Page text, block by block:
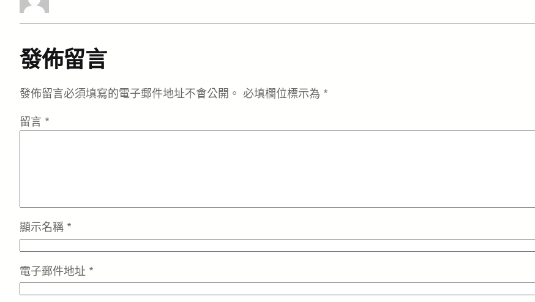
發佈留言
發佈留言必須填寫的電子郵件地址不會公開。 必填欄位標示為 *
留言 *
顯示名稱 *
電子郵件地址 *